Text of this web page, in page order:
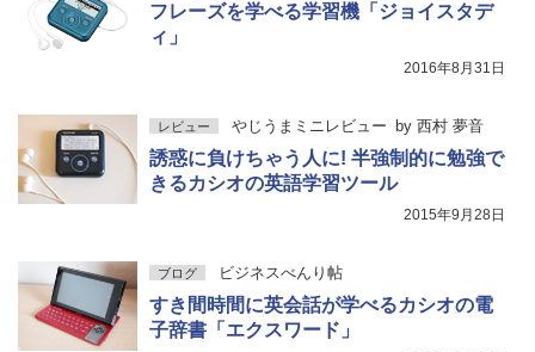
フレーズを学べる学習機「ジョイスタデ
ィ」
2016年8月31日
レビュー やじうまミニレビュー by 西村 夢音
誘惑に負けちゃう人に! 半強制的に勉強で
きるカシオの英語学習ツール
2015年9月28日
ブログ ビジネスべんり帖
すき間時間に英会話が学べるカシオの電
子辞書「エクスワード」